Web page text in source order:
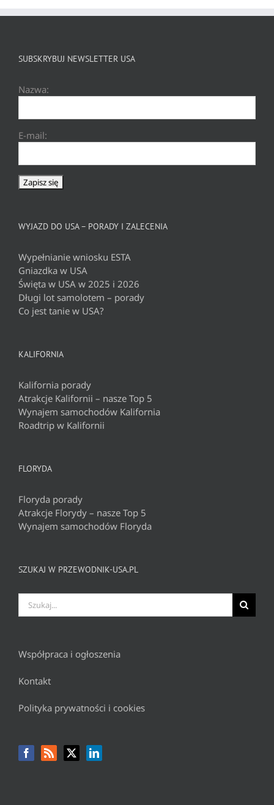
SUBSKRYBUJ NEWSLETTER USA
Nazwa:
E-mail:
WYJAZD DO USA – PORADY I ZALECENIA
Wypełnianie wniosku ESTA
Gniazdka w USA
Święta w USA w 2025 i 2026
Długi lot samolotem – porady
Co jest tanie w USA?
KALIFORNIA
Kalifornia porady
Atrakcje Kalifornii – nasze Top 5
Wynajem samochodów Kalifornia
Roadtrip w Kalifornii
FLORYDA
Floryda porady
Atrakcje Florydy – nasze Top 5
Wynajem samochodów Floryda
SZUKAJ W PRZEWODNIK-USA.PL
Szukaj
Współpraca i ogłoszenia
Kontakt
Polityka prywatności i cookies